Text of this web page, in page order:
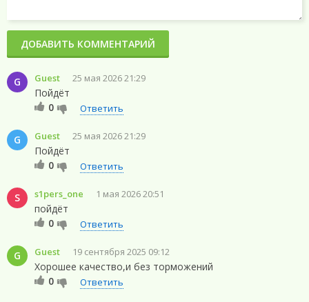
G Guest 25 мая 2026 21:29
Пойдёт
0
Ответить
G Guest 25 мая 2026 21:29
Пойдёт
0
Ответить
S s1pers_one 1 мая 2026 20:51
пойдёт
0
Ответить
G Guest 19 сентября 2025 09:12
Хорошее качество,и без торможений
0
Ответить
ДОБАВИТЬ КОММЕНТАРИЙ